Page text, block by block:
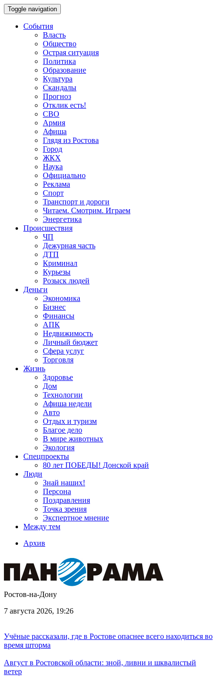
Toggle navigation
События
Власть
Общество
Острая ситуация
Политика
Образование
Культура
Скандалы
Прогноз
Отклик есть!
СВО
Армия
Афиша
Глядя из Ростова
Город
ЖКХ
Наука
Официально
Реклама
Спорт
Транспорт и дороги
Читаем. Смотрим. Играем
Энергетика
Происшествия
ЧП
Дежурная часть
ДТП
Криминал
Курьезы
Розыск людей
Деньги
Экономика
Бизнес
Финансы
АПК
Недвижимость
Личный бюджет
Сфера услуг
Торговля
Жизнь
Здоровье
Дом
Технологии
Афиша недели
Авто
Отдых и туризм
Благое дело
В мире животных
Экология
Спецпроекты
80 лет ПОБЕДЫ! Донской край
Люди
Знай наших!
Персона
Поздравления
Точка зрения
Экспертное мнение
Между тем
Архив
Ростов-на-Дону
7 августа 2026, 19:26
Учёные рассказали, где в Ростове опаснее всего находиться во
время шторма
Август в Ростовской области: зной, ливни и шквалистый
ветер